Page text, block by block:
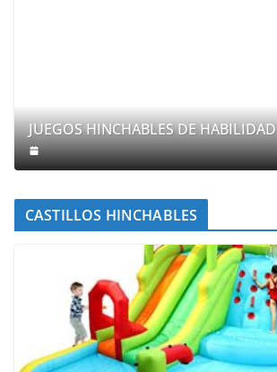
JUEGOS HINCHABLES DE HABILIDAD
CASTILLOS HINCHABLES